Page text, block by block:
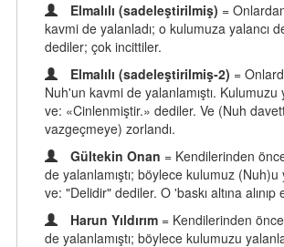
Elmalılı (sadeleştirilmiş) =
kavmi de yalanladı; o kulumuza yalancı
dediler; çok incittiler.
Elmalılı (sadeleştirilmiş-2) =
Nuh'un kavmi de yalanlamıştı. Kulumuzu
ve: «Cinlenmiştir.» dediler. Ve (Nuh
vazgeçmeye) zorlandı.
Gültekin Onan = Kendilerinden
de yalanlamıştı; böylece kulumuz (Nuh)u
ve: "Delidir" dediler. O 'baskı altına
Harun Yıldırım = Kendilerinden
de yalanlamıştı; böylece kulumuzu